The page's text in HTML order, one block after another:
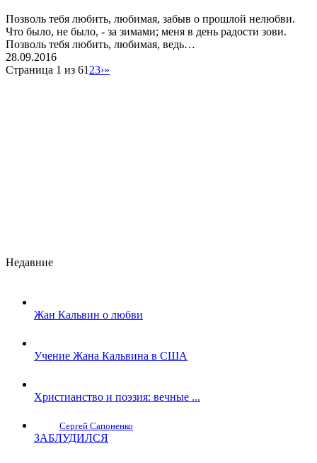
Позволь тебя любить, любимая, забыв о прошлой нелюбви.
Что было, не было, - за зимами; меня в день радости зови.
Позволь тебя любить, любимая, ведь…
28.09.2016
Страница 1 из 61 23›»
Недавние
Жан Кальвин о любви
Учение Жана Кальвина в США
Христианство и поэзия: вечные ...
Сергей Сапоненко
ЗАБЛУДИЛСЯ